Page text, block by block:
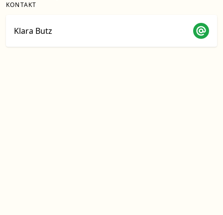
KONTAKT
Klara Butz